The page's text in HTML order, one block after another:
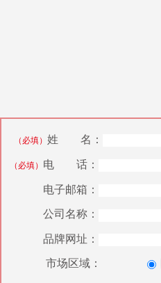
（必填） 姓 名：
（必填） 电 话：
电子邮箱：
公司名称：
品牌网址：
市场区域：